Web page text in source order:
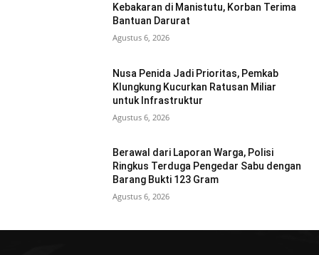
Kebakaran di Manistutu, Korban Terima
Bantuan Darurat
Agustus 6, 2026
Nusa Penida Jadi Prioritas, Pemkab
Klungkung Kucurkan Ratusan Miliar
untuk Infrastruktur
Agustus 6, 2026
Berawal dari Laporan Warga, Polisi
Ringkus Terduga Pengedar Sabu dengan
Barang Bukti 123 Gram
Agustus 6, 2026